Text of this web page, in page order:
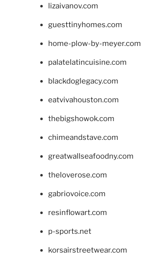
lizaivanov.com
guesttinyhomes.com
home-plow-by-meyer.com
palatelatincuisine.com
blackdoglegacy.com
eatvivahouston.com
thebigshowok.com
chimeandstave.com
greatwallseafoodny.com
theloverose.com
gabriovoice.com
resinflowart.com
p-sports.net
korsairstreetwear.com